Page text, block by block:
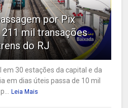
por Pix
mil transações
do RJ
em 30 estações da capital e da
em dias úteis passa de 10 mil
Leia Mais